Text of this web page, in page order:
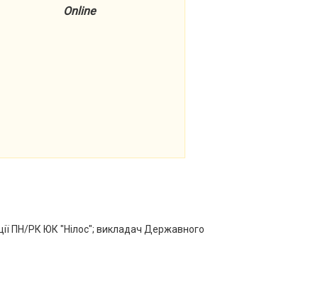
Online
ПН/РК ЮК "Нілос"; викладач Державного